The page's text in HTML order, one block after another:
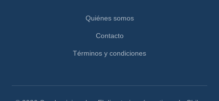
Quiénes somos
Contacto
Términos y condiciones